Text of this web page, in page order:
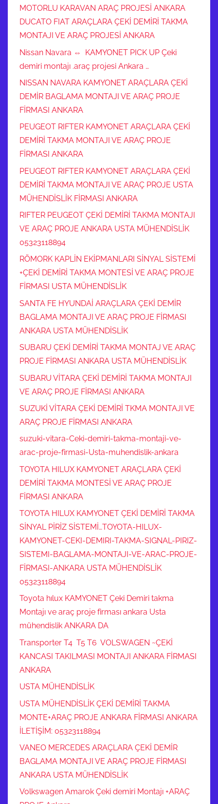
MOTORLU KARAVAN ARAÇ PROJESİ ANKARA
DUCATO FIAT ARAÇLARA ÇEKİ DEMİRİ TAKMA
MONTAJI VE ARAÇ PROJESİ ANKARA
Nissan Navara ⇔ KAMYONET PICK UP Çeki
demiri montajı .araç projesi Ankara …
NISSAN NAVARA KAMYONET ARAÇLARA ÇEKİ
DEMİR BAGLAMA MONTAJI VE ARAÇ PROJE
FİRMASI ANKARA
PEUGEOT RIFTER KAMYONET ARAÇLARA ÇEKİ
DEMİRİ TAKMA MONTAJI VE ARAÇ PROJE
FİRMASI ANKARA
PEUGEOT RIFTER KAMYONET ARAÇLARA ÇEKİ
DEMİRİ TAKMA MONTAJI VE ARAÇ PROJE USTA
MÜHENDİSLİK FİRMASI ANKARA
RIFTER PEUGEOT ÇEKİ DEMİRİ TAKMA MONTAJI
VE ARAÇ PROJE ANKARA USTA MÜHENDİSLİK
05323118894
RÖMORK KAPLİN EKİPMANLARI SİNYAL SİSTEMİ
+ÇEKİ DEMİRİ TAKMA MONTESİ VE ARAÇ PROJE
FİRMASI USTA MÜHENDİSLİK
SANTA FE HYUNDAİ ARAÇLARA ÇEKİ DEMİR
BAGLAMA MONTAJI VE ARAÇ PROJE FİRMASI
ANKARA USTA MÜHENDİSLİK
SUBARU ÇEKİ DEMİRİ TAKMA MONTAJ VE ARAÇ
PROJE FİRMASI ANKARA USTA MÜHENDİSLİK
SUBARU VİTARA ÇEKİ DEMİRİ TAKMA MONTAJI
VE ARAÇ PROJE FİRMASI ANKARA
SUZUKİ VİTARA ÇEKİ DEMİRİ TKMA MONTAJI VE
ARAÇ PROJE FİRMASI ANKARA
suzuki-vitara-Ceki-demiri-takma-montaji-ve-
arac-proje-firmasi-Usta-muhendislik-ankara
TOYOTA HILUX KAMYONET ARAÇLARA ÇEKİ
DEMİRİ TAKMA MONTESİ VE ARAÇ PROJE
FİRMASI ANKARA
TOYOTA HILUX KAMYONET ÇEKİ DEMİRİ TAKMA
SİNYAL PİRİZ SİSTEMİ…TOYOTA-HILUX-
KAMYONET-CEKI-DEMIRI-TAKMA-SIGNAL-PIRIZ-
SISTEMI-BAGLAMA-MONTAJI-VE-ARAC-PROJE-
FİRMASI-ANKARA USTA MÜHENDİSLİK
05323118894
Toyota hılux KAMYONET Çeki Demiri takma
Montajı ve araç proje firması ankara Usta
mühendislik ANKARA DA
Transporter T4 T5 T6 VOLSWAGEN ~ÇEKİ
KANCASI TAKILMASI MONTAJI ANKARA FİRMASI
ANKARA
USTA MÜHENDİSLİK
USTA MÜHENDİSLİK ÇEKİ DEMİRİ TAKMA
MONTE+ARAÇ PROJE ANKARA FİRMASI ANKARA
İLETİŞİM: 05323118894
VANEO MERCEDES ARAÇLARA ÇEKİ DEMİR
BAGLAMA MONTAJI VE ARAÇ PROJE FİRMASI
ANKARA USTA MÜHENDİSLİK
Volkswagen Amarok Çeki demiri Montajı +ARAÇ